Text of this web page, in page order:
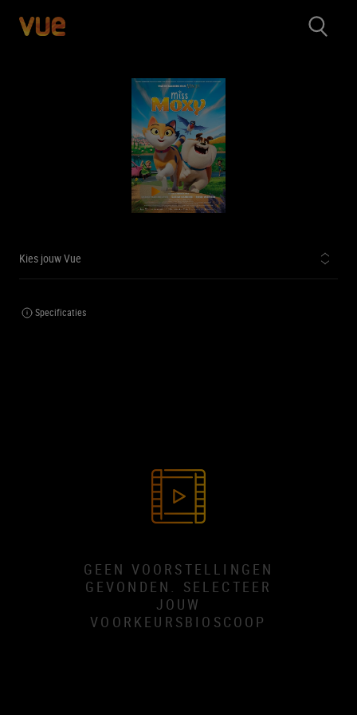
Kies jouw Vue
Specificaties
GEEN VOORSTELLINGEN
GEVONDEN. SELECTEER
JOUW
VOORKEURSBIOSCOOP